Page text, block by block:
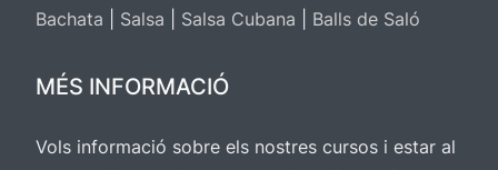
Bachata Salsa Salsa Cubana Balls de Saló
MÉS INFORMACIÓ
Vols informació sobre els nostres cursos i estar al